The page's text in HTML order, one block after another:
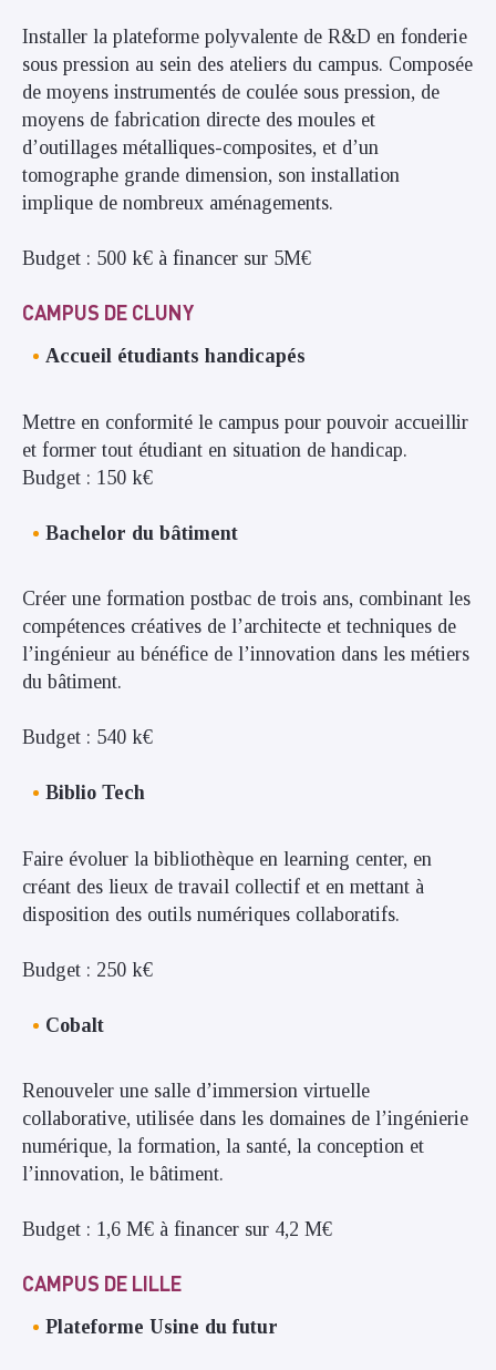
Installer la plateforme polyvalente de R&D en fonderie
sous pression au sein des ateliers du campus. Composée
de moyens instrumentés de coulée sous pression, de
moyens de fabrication directe des moules et
d’outillages métalliques-composites, et d’un
tomographe grande dimension, son installation
implique de nombreux aménagements.
Budget : 500 k€ à financer sur 5M€
CAMPUS DE CLUNY
Accueil étudiants handicapés
Mettre en conformité le campus pour pouvoir accueillir
et former tout étudiant en situation de handicap.
Budget : 150 k€
Bachelor du bâtiment
Créer une formation postbac de trois ans, combinant les
compétences créatives de l’architecte et techniques de
l’ingénieur au bénéfice de l’innovation dans les métiers
du bâtiment.
Budget : 540 k€
Biblio Tech
Faire évoluer la bibliothèque en learning center, en
créant des lieux de travail collectif et en mettant à
disposition des outils numériques collaboratifs.
Budget : 250 k€
Cobalt
Renouveler une salle d’immersion virtuelle
collaborative, utilisée dans les domaines de l’ingénierie
numérique, la formation, la santé, la conception et
l’innovation, le bâtiment.
Budget : 1,6 M€ à financer sur 4,2 M€
CAMPUS DE LILLE
Plateforme Usine du futur